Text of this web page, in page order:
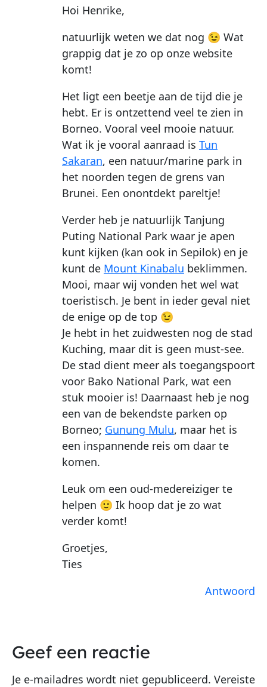
Hoi Henrike,
natuurlijk weten we dat nog 😉 Wat
grappig dat je zo op onze website
komt!
Het ligt een beetje aan de tijd die je
hebt. Er is ontzettend veel te zien in
Borneo. Vooral veel mooie natuur.
Wat ik je vooral aanraad is Tun
Sakaran, een natuur/marine park in
het noorden tegen de grens van
Brunei. Een onontdekt pareltje!
Verder heb je natuurlijk Tanjung
Puting National Park waar je apen
kunt kijken (kan ook in Sepilok) en je
kunt de Mount Kinabalu beklimmen.
Mooi, maar wij vonden het wel wat
toeristisch. Je bent in ieder geval niet
de enige op de top 😉
Je hebt in het zuidwesten nog de stad
Kuching, maar dit is geen must-see.
De stad dient meer als toegangspoort
voor Bako National Park, wat een
stuk mooier is! Daarnaast heb je nog
een van de bekendste parken op
Borneo; Gunung Mulu, maar het is
een inspannende reis om daar te
komen.
Leuk om een oud-medereiziger te
helpen 🙂 Ik hoop dat je zo wat
verder komt!
Groetjes,
Ties
Antwoord
Geef een reactie
Je e-mailadres wordt niet gepubliceerd. Vereiste